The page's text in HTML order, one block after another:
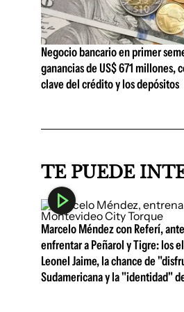
Negocio bancario en primer
ganancias de US$ 671 millones,
clave del crédito y los depósitos
TE PUEDE
Marcelo Méndez con Referí,
enfrentar a Peñarol y Tigre: los
Leonel Jaime, la chance de
Sudamericana y la "identidad"